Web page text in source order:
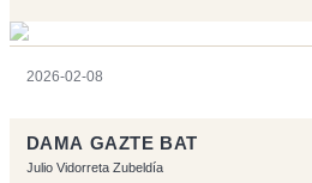
2026-02-08
DAMA GAZTE BAT
Julio Vidorreta Zubeldía